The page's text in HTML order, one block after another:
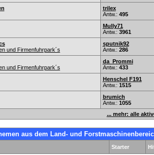
trilex
Antw.: 495
Mully71
Antw.: 3961
und Firmenfuhrpark´s
sputnik92
Antw.: 286
und Firmenfuhrpark´s
da_Prommi
Antw.: 433
Henschel F191
Antw.: 1515
brumich
Antw.: 1055
... mehr: alle
aus dem Land- und
Starter